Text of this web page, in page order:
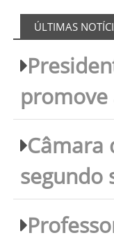
ÚLTIMAS
Câmara
segundo